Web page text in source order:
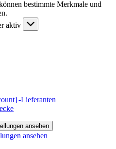
bestimmte Merkmale und
aktiv
Lieferanten
ansehen
ansehen